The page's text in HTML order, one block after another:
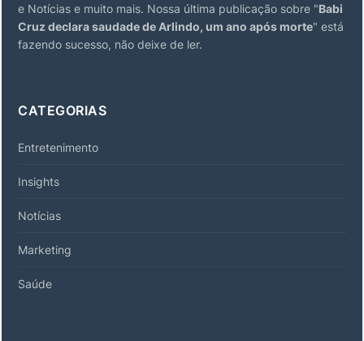
e Notícias e muito mais. Nossa última publicação sobre "Babi
Cruz declara saudade de Arlindo, um ano após morte" está
fazendo sucesso, não deixe de ler.
CATEGORIAS
Entretenimento
Insights
Notícias
Marketing
Saúde